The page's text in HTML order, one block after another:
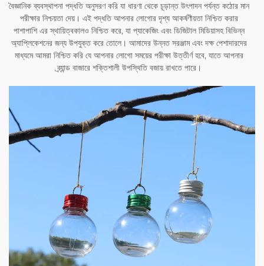
বৈজ্ঞানিক ব্যবস্থাপনা পদ্ধতি অনুসরণ করি যা ধারণা থেকে চূড়ান্ত উৎপাদন পর্যন্ত কঠোর মান
পরীক্ষার নিশ্চয়তা দেয়। এই পদ্ধতি আপনার লোগোর দৃশ্য আকর্ষণীয়তা নিশ্চিত করার
পাশাপাশি এর স্থায়িত্বকালও নিশ্চিত করে, যা প্যাকেজিং এবং ডিজিটাল মিডিয়াসহ বিভিন্ন
অ্যাপ্লিকেশনের জন্য উপযুক্ত করে তোলে। আমাদের উন্নত সরঞ্জাম এবং দক্ষ পেশাদারদের
মাধ্যমে আমরা নিশ্চিত করি যে আপনার লোগো সময়ের পরীক্ষা উত্তীর্ণ হবে, যাতে আপনার
ব্র্যান্ড বাজারে শক্তিশালী উপস্থিতি বজায় রাখতে পারে।